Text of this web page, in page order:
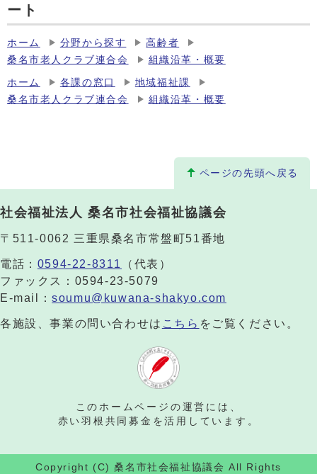
ート
ホーム 分野から探す
高齢者
桑名市老人クラブ連合会
組織沿革・概要
ホーム 各課の窓口
地域福祉課
桑名市老人クラブ連合会
組織沿革・概要
ページの先頭へ戻る
社会福祉法人 桑名市社会福祉協議会
〒511-0062 三重県桑名市常盤町51番地
電話： 0594-22-8311
（代表）
ファックス：0594-23-5079
E-mail：soumu@kuwana-shakyo.com
各施設、事業の問い合わせは こちら をご覧ください。
このホームページの運営には、
赤い羽根共同募金を活用しています。
Copyright (C) 桑名市社会福祉協議会 All Rights